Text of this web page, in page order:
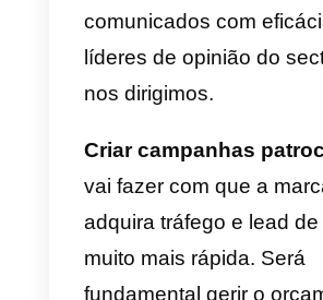
Esta última
particular relevo se
considerarmos a
constante
mensagens
vontade dos